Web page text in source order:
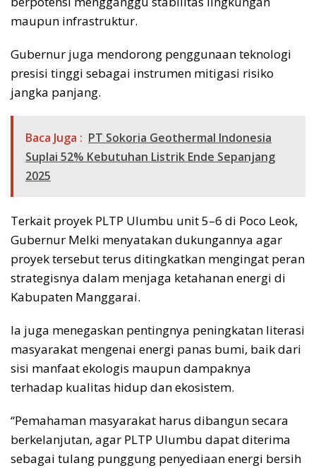
maupun infrastruktur.
Gubernur juga mendorong penggunaan teknologi
presisi tinggi sebagai instrumen mitigasi risiko
jangka panjang.
Baca Juga : PT Sokoria Geothermal Indonesia
Suplai 52% Kebutuhan Listrik Ende Sepanjang
2025
Terkait proyek PLTP Ulumbu unit 5–6 di Poco Leok,
Gubernur Melki menyatakan dukungannya agar
proyek tersebut terus ditingkatkan mengingat peran
strategisnya dalam menjaga ketahanan energi di
Kabupaten Manggarai.
Ia juga menegaskan pentingnya peningkatan literasi
masyarakat mengenai energi panas bumi, baik dari
sisi manfaat ekologis maupun dampaknya
terhadap kualitas hidup dan ekosistem.
“Pemahaman masyarakat harus dibangun secara
berkelanjutan, agar PLTP Ulumbu dapat diterima
sebagai tulang punggung penyediaan energi bersih